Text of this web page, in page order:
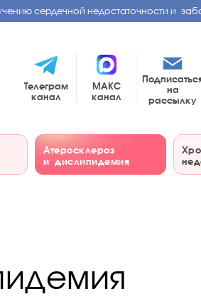
сердечной недостаточности и
Телеграм
канал
МАКС
канал
на
рассылку
Атеросклероз
и дислипидемия